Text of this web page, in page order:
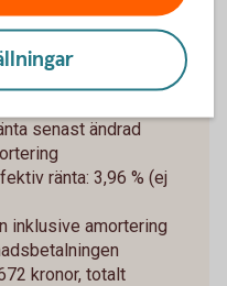
senast ändrad
ränta: 3,96 % (ej
inklusive amortering
kronor, totalt